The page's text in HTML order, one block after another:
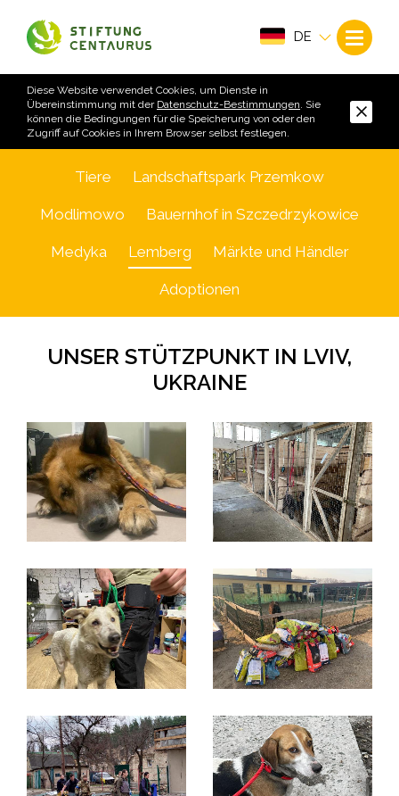
DE
Diese Website verwendet Cookies, um Dienste in
Übereinstimmung mit der Datenschutz-Bestimmungen. Sie
können die Bedingungen für die Speicherung von oder den
Zugriff auf Cookies in Ihrem Browser selbst festlegen.
Tiere Landschaftspark Przemkow
Modlimowo Bauernhof in Szczedrzykowice
Medyka Lemberg Märkte und Händler
Adoptionen
UNSER STÜTZPUNKT IN LVIV,
UKRAINE